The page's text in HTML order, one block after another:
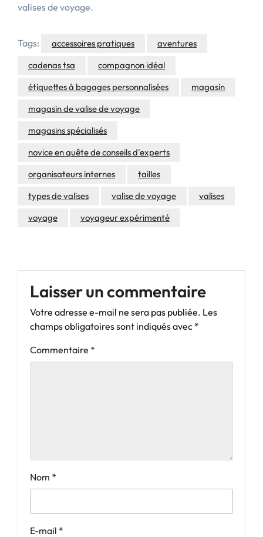
valises de voyage.
Tags: accessoires pratiques
aventures
cadenas tsa
compagnon idéal
étiquettes à bagages personnalisées
magasin
magasin de valise de voyage
magasins spécialisés
novice en quête de conseils d'experts
organisateurs internes
tailles
types de valises
valise de voyage
valises
voyage
voyageur expérimenté
Laisser un commentaire
Votre adresse e-mail ne sera pas publiée. Les
champs obligatoires sont indiqués avec *
Commentaire *
Nom *
E-mail *